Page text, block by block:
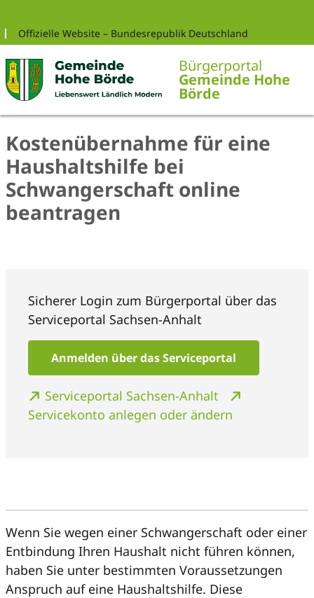
Offizielle Website – Bundesrepublik Deutschland
Bürgerportal
Gemeinde Hohe
Börde
Kostenübernahme für eine
Haushaltshilfe bei
Schwangerschaft online
beantragen
Sicherer Login zum Bürgerportal über das
Serviceportal Sachsen-Anhalt
Anmelden über das Serviceportal
Serviceportal Sachsen-Anhalt
Servicekonto anlegen oder ändern
Wenn Sie wegen einer Schwangerschaft oder einer
Entbindung Ihren Haushalt nicht führen können,
haben Sie unter bestimmten Voraussetzungen
Anspruch auf eine Haushaltshilfe. Diese